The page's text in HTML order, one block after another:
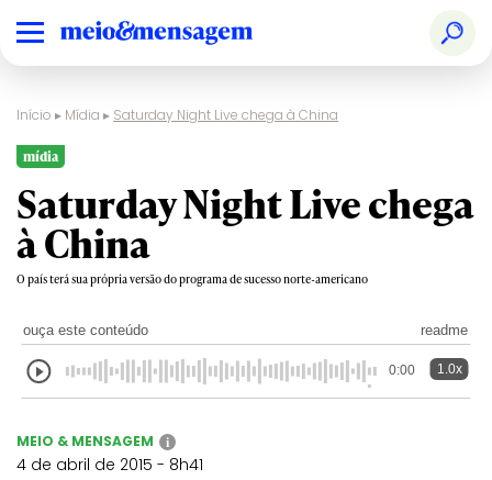
Início ▸ Mídia ▸ Saturday Night Live chega à China
mídia
Saturday Night Live chega
à China
O país terá sua própria versão do programa de sucesso norte-americano
ouça este conteúdo readme
0:00 1.0x
MEIO & MENSAGEM i
4 de abril de 2015 - 8h41